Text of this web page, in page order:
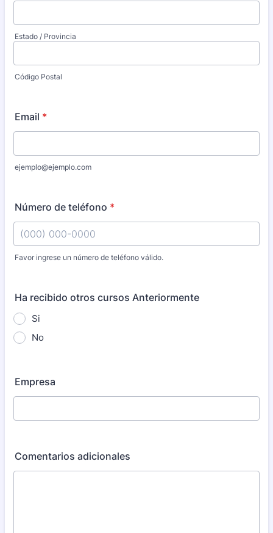
Estado / Provincia
Código Postal
Email *
ejemplo@ejemplo.com
Número de teléfono *
Favor ingrese un número de teléfono válido.
Ha recibido otros cursos Anteriormente
Si
No
Empresa
Comentarios adicionales